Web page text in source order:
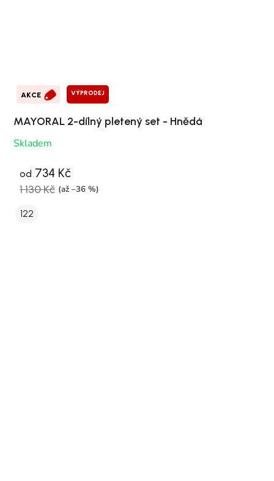
AKCE VÝPRODEJ
MAYORAL 2-dílný pletený set - Hnědá
Skladem
od 734 Kč
1 130 Kč (až –36 %)
122